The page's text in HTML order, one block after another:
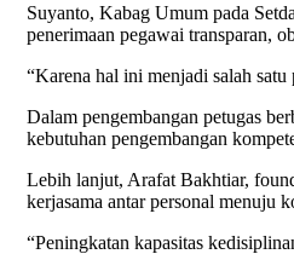
Suyanto, Kabag Umum pada
penerimaan pegawai transparan,
“Karena hal ini menjadi salah
Dalam pengembangan petugas
kebutuhan pengembangan
Lebih lanjut, Arafat Bakhtiar,
kerjasama antar personal menuju
“Peningkatan kapasitas